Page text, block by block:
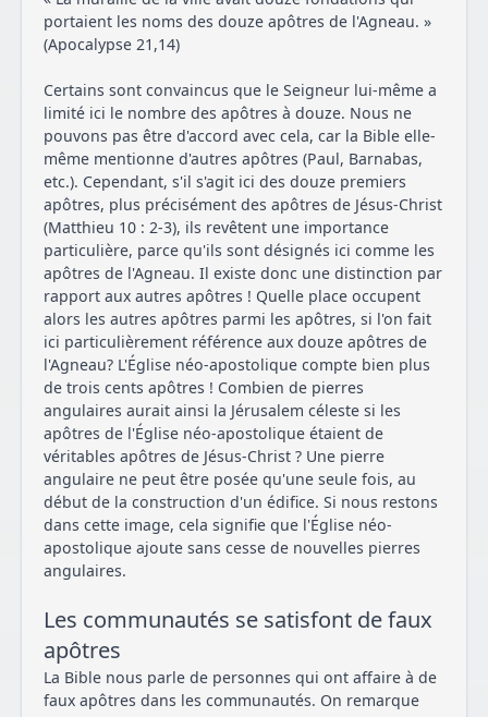
portaient les noms des douze apôtres de l'Agneau. »
(Apocalypse 21,14)
Certains sont convaincus que le Seigneur lui-même a
limité ici le nombre des apôtres à douze. Nous ne
pouvons pas être d'accord avec cela, car la Bible elle-
même mentionne d'autres apôtres (Paul, Barnabas,
etc.). Cependant, s'il s'agit ici des douze premiers
apôtres, plus précisément des apôtres de Jésus-Christ
(Matthieu 10 : 2-3), ils revêtent une importance
particulière, parce qu'ils sont désignés ici comme les
apôtres de l'Agneau. Il existe donc une distinction par
rapport aux autres apôtres ! Quelle place occupent
alors les autres apôtres parmi les apôtres, si l'on fait
ici particulièrement référence aux douze apôtres de
l'Agneau? L'Église néo-apostolique compte bien plus
de trois cents apôtres ! Combien de pierres
angulaires aurait ainsi la Jérusalem céleste si les
apôtres de l'Église néo-apostolique étaient de
véritables apôtres de Jésus-Christ ? Une pierre
angulaire ne peut être posée qu'une seule fois, au
début de la construction d'un édifice. Si nous restons
dans cette image, cela signifie que l'Église néo-
apostolique ajoute sans cesse de nouvelles pierres
angulaires.
Les communautés se satisfont de faux
apôtres
La Bible nous parle de personnes qui ont affaire à de
faux apôtres dans les communautés. On remarque